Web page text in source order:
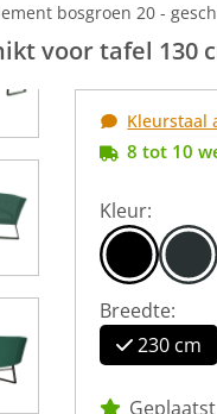
bosgroen 20 -
voor tafel 130
Kleurstaal
8 tot 10
Kleur:
Breedte:
230 cm